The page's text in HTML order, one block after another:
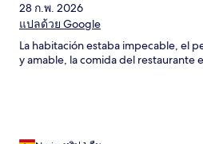
28 ก.พ. 2026
แปลด้วย Google
La habitación estaba impecable, el
y amable, la comida del restaurante